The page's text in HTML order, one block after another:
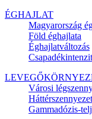
ÉGHAJLAT
Magyarország
Föld éghajlata
Éghajlatváltozás
Városi
Gammadózis-